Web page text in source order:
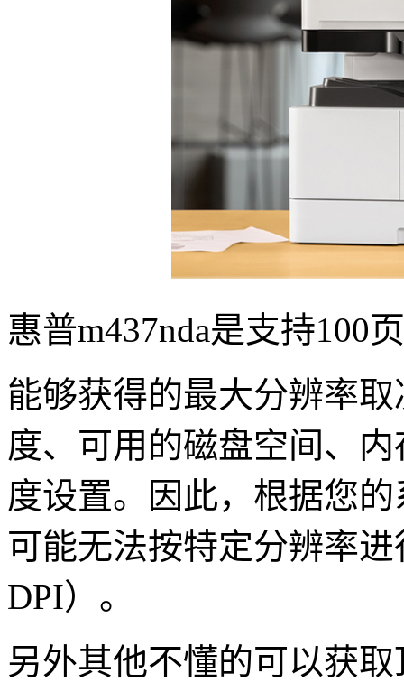
惠普m437nda是支持100
能够获得的最大分辨率
度、可用的磁盘空间、
度设置。因此，根据您
可能无法按特定分辨率
DPI）。
另外其他不懂的可以获